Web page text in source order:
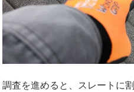
調査を進めると、スレートに